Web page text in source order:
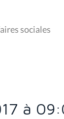
sociales
à